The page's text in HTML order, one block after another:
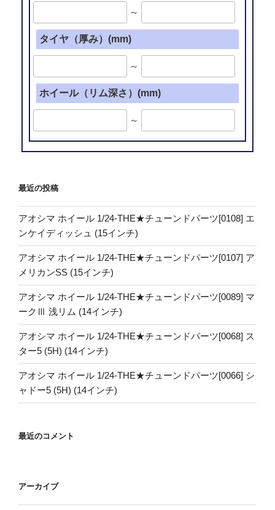
～
タイヤ（厚み）(mm)
～
ホイール（リム深さ）(mm)
～
最近の投稿
アオシマ ホイール 1/24-THE★チューンドパーツ[0108] エ
ンケイディッシュ (15インチ)
アオシマ ホイール 1/24-THE★チューンドパーツ[0107] ア
メリカンSS (15インチ)
アオシマ ホイール 1/24-THE★チューンドパーツ[0089] マ
ークⅢ 浅リム (14インチ)
アオシマ ホイール 1/24-THE★チューンドパーツ[0068] ス
ター5 (5H) (14インチ)
アオシマ ホイール 1/24-THE★チューンドパーツ[0066] シ
ャドー5 (5H) (14インチ)
最近のコメント
アーカイブ